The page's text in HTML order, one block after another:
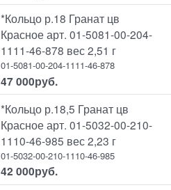
*Кольцо р.18 Гранат цв
Красное арт. 01-5081-00-204-
1111-46-878 вес 2,51 г
01-5081-00-204-1111-46-878
47 000руб.
*Кольцо р.18,5 Гранат цв
Красное арт. 01-5032-00-210-
1110-46-985 вес 2,23 г
01-5032-00-210-1110-46-985
42 000руб.